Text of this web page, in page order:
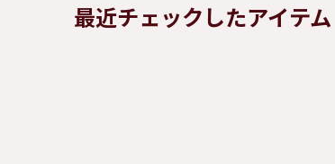
最近チェックしたアイテム